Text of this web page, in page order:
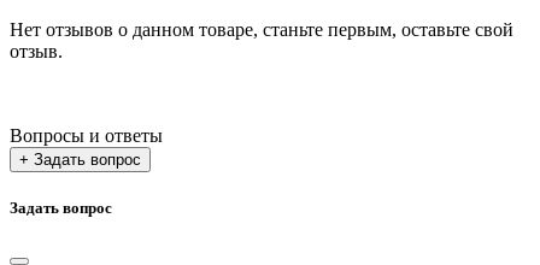
Нет отзывов о данном товаре, станьте первым, оставьте свой
отзыв.
Вопросы и ответы
+ Задать вопрос
Задать вопрос